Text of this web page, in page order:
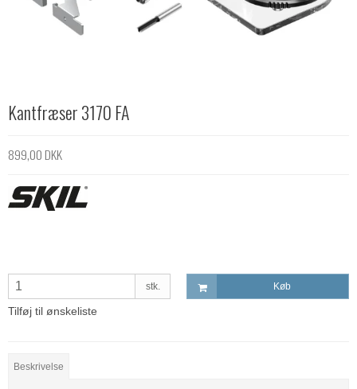
Kantfræser 3170 FA
899,00 DKK
stk. Køb
Tilføj til ønskeliste
Beskrivelse